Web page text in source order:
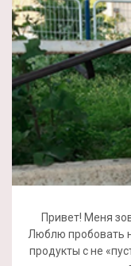
Привет! Меня
Люблю пробовать
продукты с не